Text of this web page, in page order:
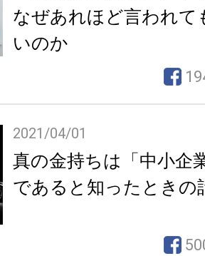
なぜあれほど言われて
いのか
2021/04/01
真の金持ちは「中小企
であると知ったときの